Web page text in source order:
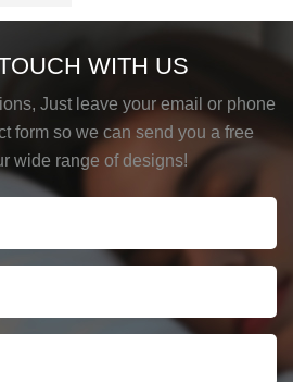
WITH US
Just leave your email or phone
form so we can send you a free
wide range of designs!